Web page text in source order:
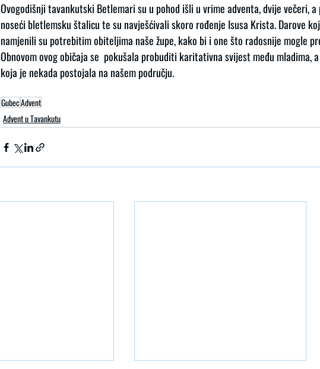
Ovogodišnji tavankutski Betlemari su u pohod išli u vrime adventa, dvije večeri,
noseći bletlemsku štalicu te su navješćivali skoro rođenje Isusa Krista. Darove
namjenili su potrebitim obiteljima naše župe, kako bi i one što radosnije mogle
Obnovom ovog običaja se  pokušala probuditi karitativna svijest među
koja je nekada postojala na našem području.
GubecAdvent
Advent u Tavankutu